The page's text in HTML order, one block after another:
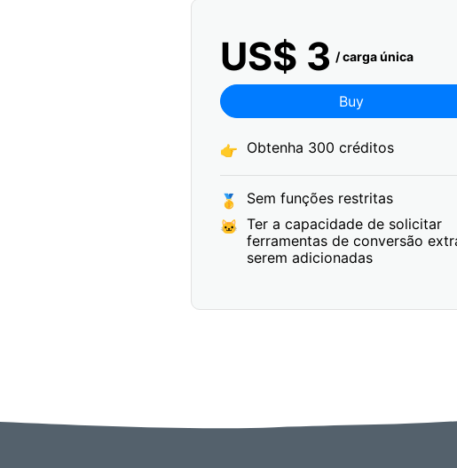
US$ 3 /carga única
Buy
👉 Obtenha 300 créditos
🥇
Sem funções restritas
🐱 Ter a capacidade de solicitar
ferramentas de conversão
serem adicionadas